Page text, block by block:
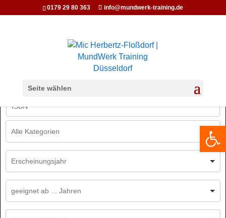
0179 29 80 363 info@mundwerk-training.de
Seite wählen